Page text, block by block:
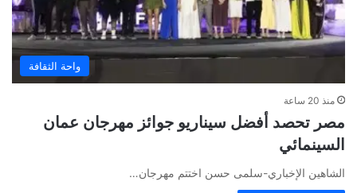
واحة الثقافة
منذ 20 ساعة
مصر تحصد أفضل سيناريو جوائز مهرجان عمان
السينمائي
الشاهين الإخباري-سلمى حسن اختتم مهرجان…